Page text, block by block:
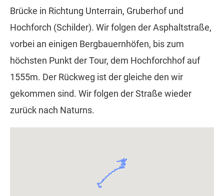
Brücke in Richtung Unterrain, Gruberhof und
Hochforch (Schilder). Wir folgen der Asphaltstraße,
vorbei an einigen Bergbauernhöfen, bis zum
höchsten Punkt der Tour, dem Hochforchhof auf
1555m. Der Rückweg ist der gleiche den wir
gekommen sind. Wir folgen der Straße wieder
zurück nach Naturns.